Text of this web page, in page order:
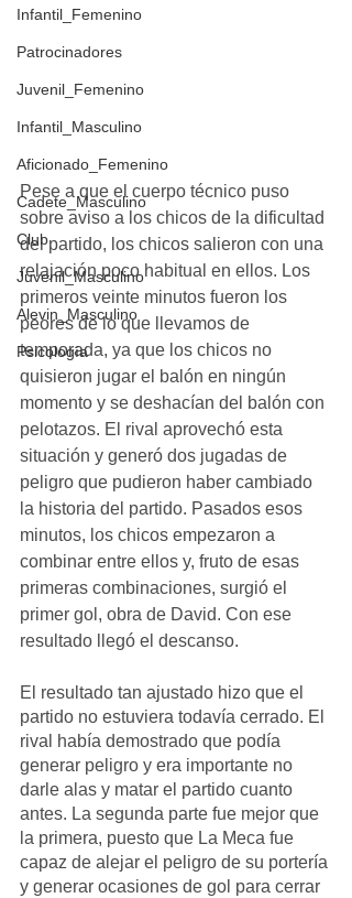
Infantil_Femenino
Patrocinadores
Juvenil_Femenino
Infantil_Masculino
Aficionado_Femenino
Cadete_Masculino
Club
Juvenil_Masculino
Alevin_Masculino
Psicología
Pese a que el cuerpo técnico puso
sobre aviso a los chicos de la dificultad
del partido, los chicos salieron con una
relajación poco habitual en ellos. Los
primeros veinte minutos fueron los
peores de lo que llevamos de
temporada, ya que los chicos no
quisieron jugar el balón en ningún
momento y se deshacían del balón con
pelotazos. El rival aprovechó esta
situación y generó dos jugadas de
peligro que pudieron haber cambiado
la historia del partido. Pasados esos
minutos, los chicos empezaron a
combinar entre ellos y, fruto de esas
primeras combinaciones, surgió el
primer gol, obra de David. Con ese
resultado llegó el descanso.
El resultado tan ajustado hizo que el
partido no estuviera todavía cerrado. El
rival había demostrado que podía
generar peligro y era importante no
darle alas y matar el partido cuanto
antes. La segunda parte fue mejor que
la primera, puesto que La Meca fue
capaz de alejar el peligro de su portería
y generar ocasiones de gol para cerrar